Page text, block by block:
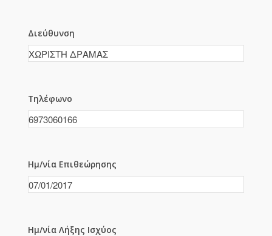
Διεύθυνση
Τηλέφωνο
Ημ/νία Επιθεώρησης
Ημ/νία Λήξης Ισχύος